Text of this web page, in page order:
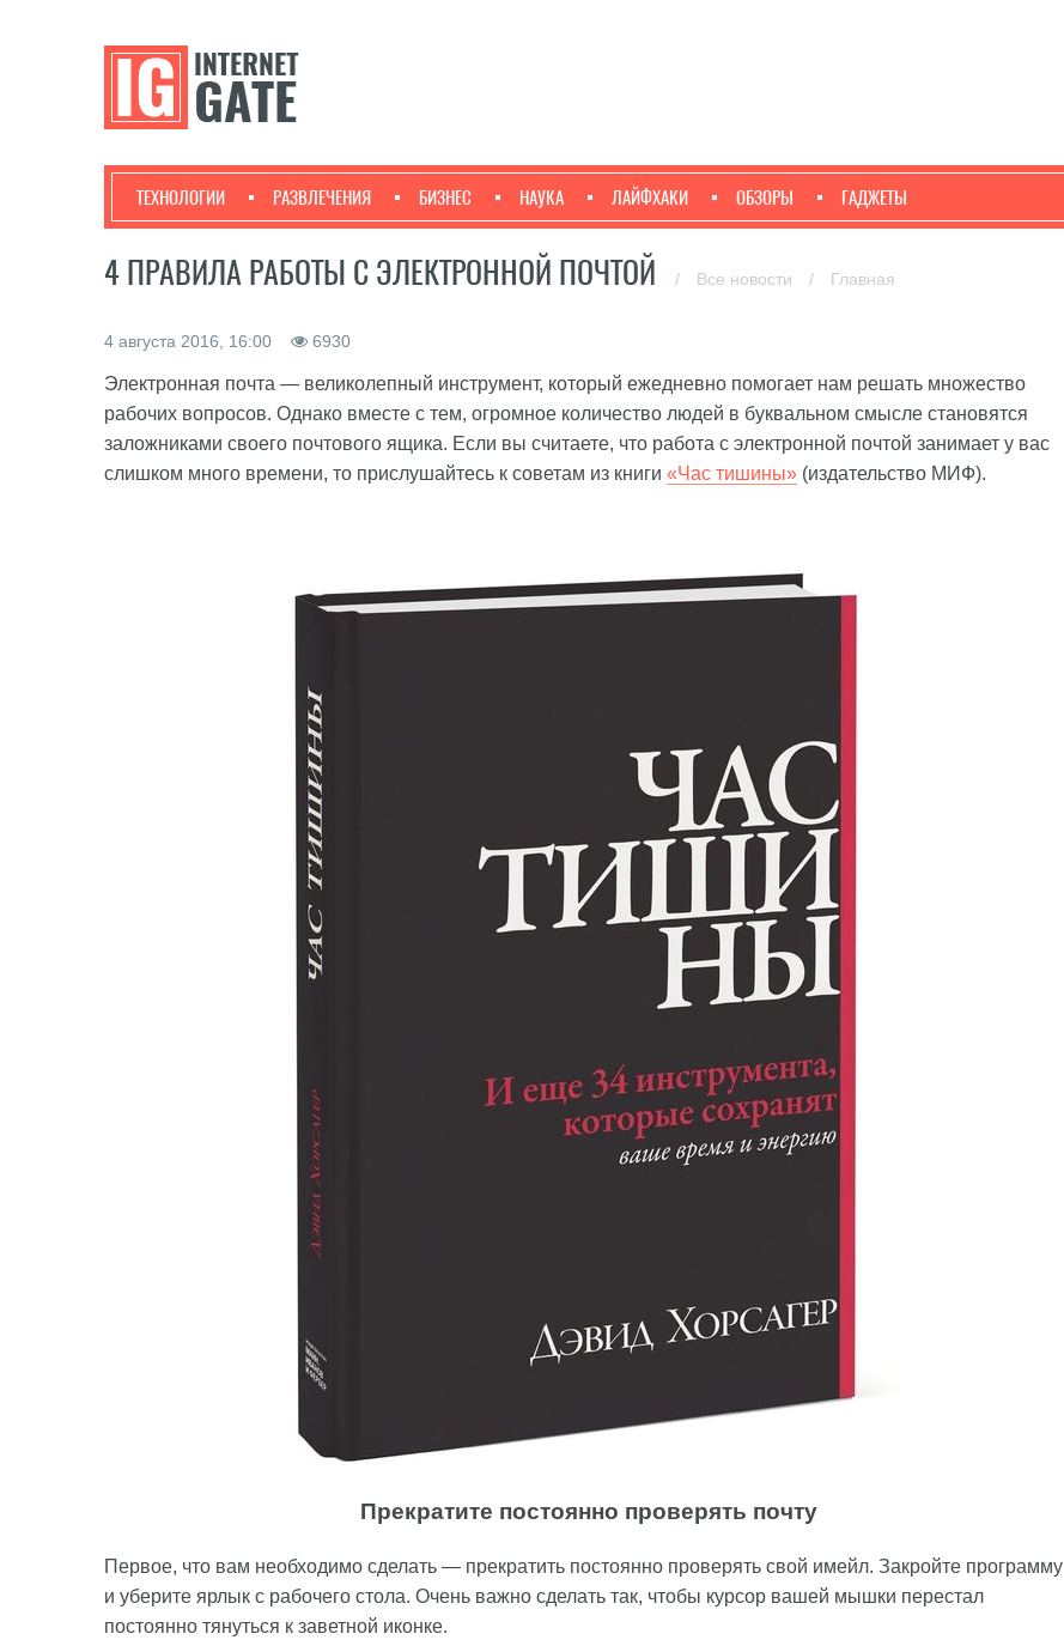
ТЕХНОЛОГИИ РАЗВЛЕЧЕНИЯ БИЗНЕС НАУКА ЛАЙФХАКИ ОБЗОРЫ ГАДЖЕТЫ
4 ПРАВИЛА РАБОТЫ С ЭЛЕКТРОННОЙ ПОЧТОЙ / Все новости / Главная
4 августа 2016, 16:00 6930
Электронная почта — великолепный инструмент, который ежедневно помогает нам решать множество
рабочих вопросов. Однако вместе с тем, огромное количество людей в буквальном смысле становятся
заложниками своего почтового ящика. Если вы считаете, что работа с электронной почтой занимает у вас
слишком много времени, то прислушайтесь к советам из книги «Час тишины» (издательство МИФ).
Прекратите постоянно проверять почту
Первое, что вам необходимо сделать — прекратить постоянно проверять свой имейл. Закройте программу
и уберите ярлык с рабочего стола. Очень важно сделать так, чтобы курсор вашей мышки перестал
постоянно тянуться к заветной иконке.